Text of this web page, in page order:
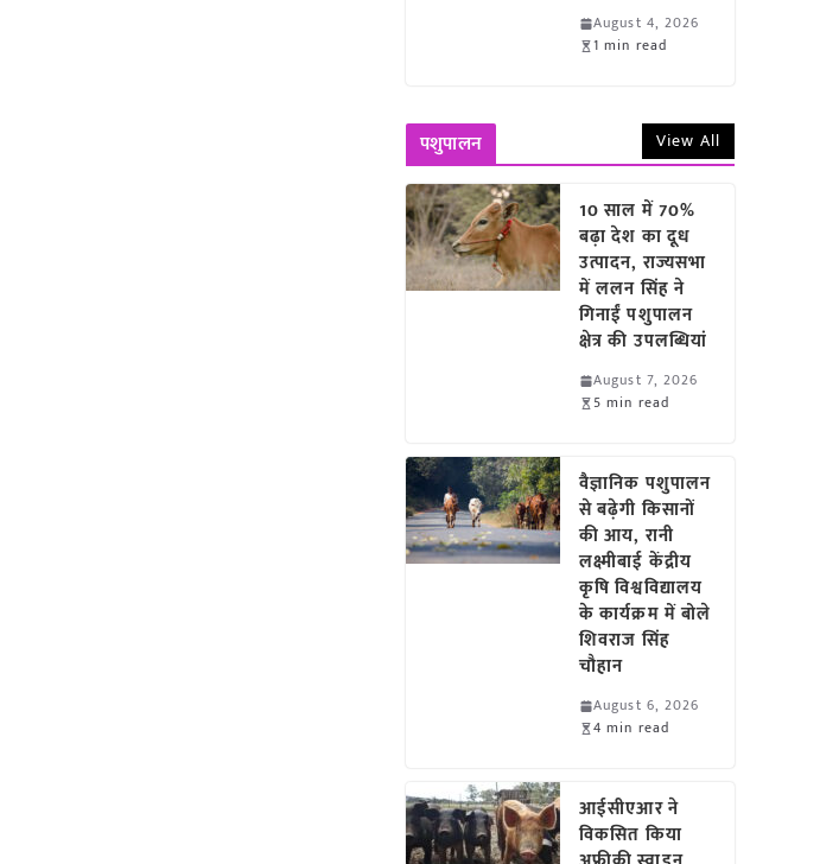
August 4, 2026
1 min read
पशुपालन View All
10 साल में 70%
बढ़ा देश का दूध
उत्पादन, राज्यसभा
में ललन सिंह ने
गिनाईं पशुपालन
क्षेत्र की उपलब्धियां
August 7, 2026
5 min read
वैज्ञानिक पशुपालन
से बढ़ेगी किसानों
की आय, रानी
लक्ष्मीबाई केंद्रीय
कृषि विश्वविद्यालय
के कार्यक्रम में बोले
शिवराज सिंह
चौहान
August 6, 2026
4 min read
आईसीएआर ने
विकसित किया